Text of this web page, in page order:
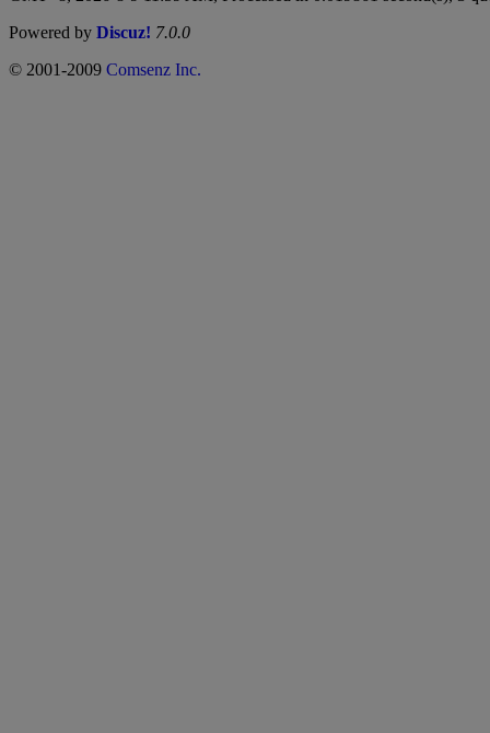
Powered by Discuz! 7.0.0
© 2001-2009 Comsenz Inc.